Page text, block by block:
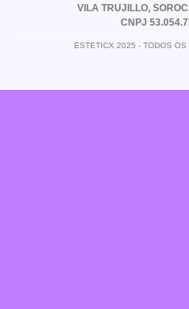
VILA TRUJILLO,
CNPJ
ESTETICX 2025 - TODOS